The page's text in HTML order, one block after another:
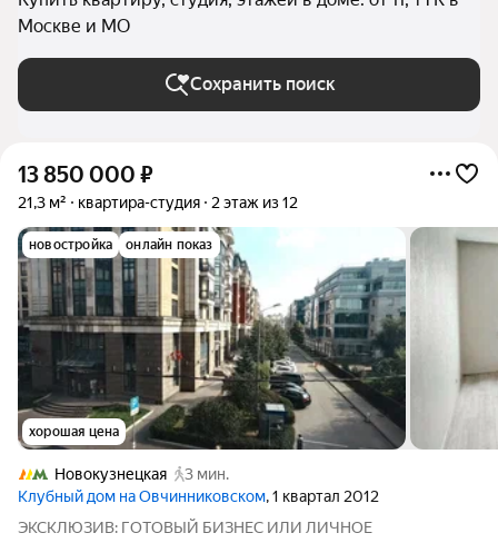
Москве и МО
Сохранить поиск
13 850 000 ₽
21,3 м² квартира-студия 2 этаж из 12
новостройка онлайн показ
хорошая цена
Новокузнецкая
3 мин.
Клубный дом на Овчинниковском, 1 квартал 2012
ЭКСКЛЮЗИВ: ГОТОВЫЙ БИЗНЕС ИЛИ ЛИЧНОЕ